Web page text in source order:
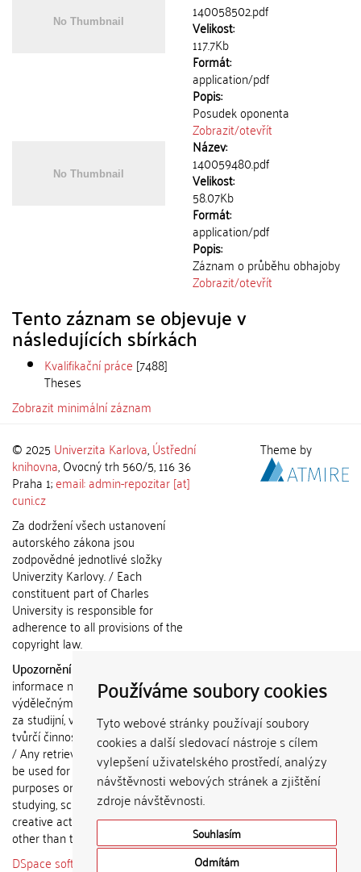
Používáme soubory cookies
Tyto webové stránky používají soubory
cookies a další sledovací nástroje s cílem
vylepšení uživatelského prostředí, analýzy
návštěvnosti webových stránek a zjištění
zdroje návštěvnosti.
Souhlasím
Odmítám
140058502.pdf
Velikost:
117.7Kb
Formát:
application/pdf
Popis:
Posudek oponenta
Zobrazit/otevřít
Název:
140059480.pdf
Velikost:
58.07Kb
Formát:
application/pdf
Popis:
Záznam o průběhu obhajoby
Zobrazit/otevřít
Tento záznam se objevuje v
následujících sbírkách
Kvalifikační práce [7488]
Theses
Zobrazit minimální záznam
© 2025 Univerzita Karlova,Ústřední
knihovna, Ovocný trh 560/5, 116 36
Praha 1;email: admin-repozitar [at]
cuni.cz
Za dodržení všech ustanovení
autorského zákona jsou
zodpovědné jednotlivé složky
Univerzity Karlovy. / Each
constituent part of Charles
University is responsible for
adherence to all provisions of the
copyright law.
Upozornění / Notice:
informace nemohou být použity k
výdělečným účelům nebo vydávány
za studijní, vědeckou nebo jinou
tvůrčí činnost jiné osoby než autora.
/ Any retrieved information shall not
be used for any commercial
purposes or claimed as results of
studying, scientific or any other
creative activities of any person
other than the author.
DSpace software
copyright © 2002-
Theme by